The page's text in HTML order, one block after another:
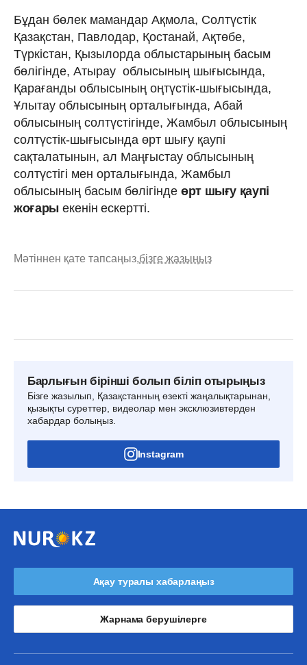
Бұдан бөлек мамандар Ақмола, Солтүстік
Қазақстан, Павлодар, Қостанай, Ақтөбе,
Түркістан, Қызылорда облыстарының басым
бөлігінде, Атырау облысының шығысында,
Қарағанды облысының оңтүстік-шығысында,
Ұлытау облысының орталығында, Абай
облысының солтүстігінде, Жамбыл облысының
солтүстік-шығысында өрт шығу қаупі
сақталатынын, ал Маңғыстау облысының
солтүстігі мен орталығында, Жамбыл
облысының басым бөлігінде өрт шығу қаупі
жоғарыекенін ескертті.
Мәтіннен қате тапсаңыз,бізге жазыңыз
Барлығын бірінші болып біліп отырыңыз
Бізге жазылып, Қазақстанның өзекті жаңалықтарынан,
қызықты суреттер, видеолар мен эксклюзивтерден
хабардар болыңыз.
Instagram
Ақау туралы хабарлаңыз
Жарнама берушілерге